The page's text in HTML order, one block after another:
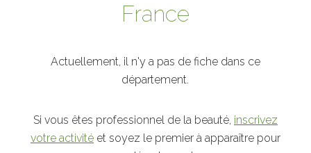
France
Actuellement, il n'y a pas de fiche dans ce
département.
Si vous êtes professionnel de la beauté, inscrivez
votre activitéet soyez le premier à apparaître pour